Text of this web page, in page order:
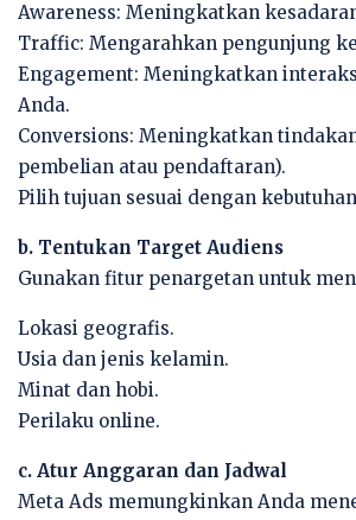
Awareness: Meningkatkan
Traffic: Mengarahkan pengunjung
Engagement: Meningkatkan
Anda.
Conversions: Meningkatkan
pembelian atau pendaftaran).
Pilih tujuan sesuai dengan
b. Tentukan Target Audiens
Gunakan fitur penargetan untuk
Lokasi geografis.
Usia dan jenis kelamin.
Minat dan hobi.
Perilaku online.
c. Atur Anggaran dan Jadwal
Meta Ads memungkinkan Anda